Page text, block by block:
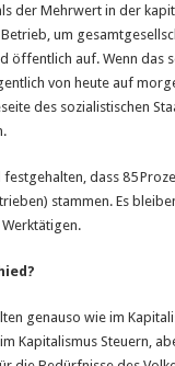
der Mehrwert in der
um
öffentlich auf. Wenn das
von heute auf
des sozialistischen
dass 85
stammen. Es
genauso wie im
Kapitalismus Steuern,